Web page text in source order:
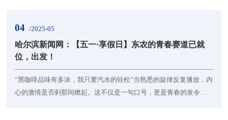
04 /2025-05
哈尔滨新闻网：【五一·享假日】东农的青春赛道已就
位，出发！
“黑咖啡品味有多浓，我只要汽水的轻松”当熟悉的旋律反复播放，内
心的激情是否刹那间燃起。这不仅是一句口号，更是青春的发令